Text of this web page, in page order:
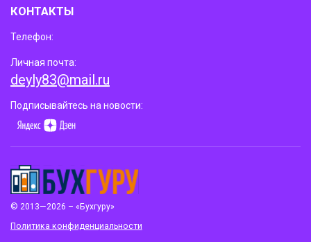
© 2013—2026 – «Бухгуру»
Политика конфиденциальности
КОНТАКТЫ
Телефон:
Личная почта:
deyly83@mail.ru
Подписывайтесь на новости: